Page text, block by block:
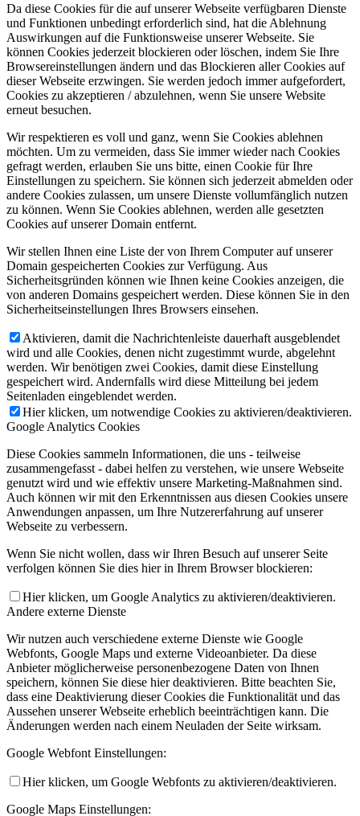
Da diese Cookies für die auf unserer Webseite verfügbaren Dienste
und Funktionen unbedingt erforderlich sind, hat die Ablehnung
Auswirkungen auf die Funktionsweise unserer Webseite. Sie
können Cookies jederzeit blockieren oder löschen, indem Sie Ihre
Browsereinstellungen ändern und das Blockieren aller Cookies auf
dieser Webseite erzwingen. Sie werden jedoch immer aufgefordert,
Cookies zu akzeptieren / abzulehnen, wenn Sie unsere Website
erneut besuchen.
Wir respektieren es voll und ganz, wenn Sie Cookies ablehnen
möchten. Um zu vermeiden, dass Sie immer wieder nach Cookies
gefragt werden, erlauben Sie uns bitte, einen Cookie für Ihre
Einstellungen zu speichern. Sie können sich jederzeit abmelden oder
andere Cookies zulassen, um unsere Dienste vollumfänglich nutzen
zu können. Wenn Sie Cookies ablehnen, werden alle gesetzten
Cookies auf unserer Domain entfernt.
Wir stellen Ihnen eine Liste der von Ihrem Computer auf unserer
Domain gespeicherten Cookies zur Verfügung. Aus
Sicherheitsgründen können wie Ihnen keine Cookies anzeigen, die
von anderen Domains gespeichert werden. Diese können Sie in den
Sicherheitseinstellungen Ihres Browsers einsehen.
Aktivieren, damit die Nachrichtenleiste dauerhaft ausgeblendet
wird und alle Cookies, denen nicht zugestimmt wurde, abgelehnt
werden. Wir benötigen zwei Cookies, damit diese Einstellung
gespeichert wird. Andernfalls wird diese Mitteilung bei jedem
Seitenladen eingeblendet werden.
Hier klicken, um notwendige Cookies zu aktivieren/deaktivieren.
Google Analytics Cookies
Diese Cookies sammeln Informationen, die uns - teilweise
zusammengefasst - dabei helfen zu verstehen, wie unsere Webseite
genutzt wird und wie effektiv unsere Marketing-Maßnahmen sind.
Auch können wir mit den Erkenntnissen aus diesen Cookies unsere
Anwendungen anpassen, um Ihre Nutzererfahrung auf unserer
Webseite zu verbessern.
Wenn Sie nicht wollen, dass wir Ihren Besuch auf unserer Seite
verfolgen können Sie dies hier in Ihrem Browser blockieren:
Hier klicken, um Google Analytics zu aktivieren/deaktivieren.
Andere externe Dienste
Wir nutzen auch verschiedene externe Dienste wie Google
Webfonts, Google Maps und externe Videoanbieter. Da diese
Anbieter möglicherweise personenbezogene Daten von Ihnen
speichern, können Sie diese hier deaktivieren. Bitte beachten Sie,
dass eine Deaktivierung dieser Cookies die Funktionalität und das
Aussehen unserer Webseite erheblich beeinträchtigen kann. Die
Änderungen werden nach einem Neuladen der Seite wirksam.
Google Webfont Einstellungen:
Hier klicken, um Google Webfonts zu aktivieren/deaktivieren.
Google Maps Einstellungen: